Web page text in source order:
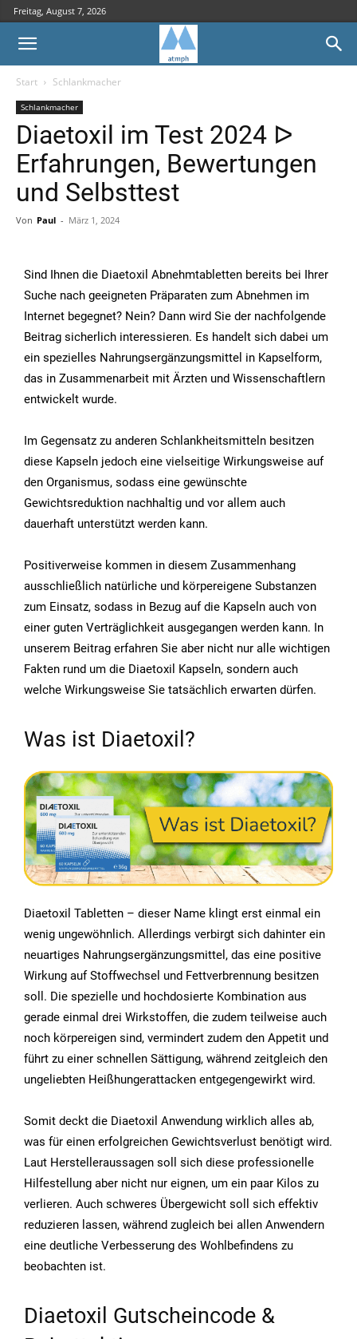
Freitag, August 7, 2026
Start Schlankmacher
Schlankmacher
Diaetoxil im Test 2024 ᐅ
Erfahrungen, Bewertungen
und Selbsttest
Von Paul - März 1, 2024
Sind Ihnen die Diaetoxil Abnehmtabletten bereits bei Ihrer
Suche nach geeigneten Präparaten zum Abnehmen im
Internet begegnet? Nein? Dann wird Sie der nachfolgende
Beitrag sicherlich interessieren. Es handelt sich dabei um
ein spezielles Nahrungsergänzungsmittel in Kapselform,
das in Zusammenarbeit mit Ärzten und Wissenschaftlern
entwickelt wurde.
Im Gegensatz zu anderen Schlankheitsmitteln besitzen
diese Kapseln jedoch eine vielseitige Wirkungsweise auf
den Organismus, sodass eine gewünschte
Gewichtsreduktion nachhaltig und vor allem auch
dauerhaft unterstützt werden kann.
Positiverweise kommen in diesem Zusammenhang
ausschließlich natürliche und körpereigene Substanzen
zum Einsatz, sodass in Bezug auf die Kapseln auch von
einer guten Verträglichkeit ausgegangen werden kann. In
unserem Beitrag erfahren Sie aber nicht nur alle wichtigen
Fakten rund um die Diaetoxil Kapseln, sondern auch
welche Wirkungsweise Sie tatsächlich erwarten dürfen.
Was ist Diaetoxil?
Diaetoxil Tabletten – dieser Name klingt erst einmal ein
wenig ungewöhnlich. Allerdings verbirgt sich dahinter ein
neuartiges Nahrungsergänzungsmittel, das eine positive
Wirkung auf Stoffwechsel und Fettverbrennung besitzen
soll. Die spezielle und hochdosierte Kombination aus
gerade einmal drei Wirkstoffen, die zudem teilweise auch
noch körpereigen sind, vermindert zudem den Appetit und
führt zu einer schnellen Sättigung, während zeitgleich den
ungeliebten Heißhungerattacken entgegengewirkt wird.
Somit deckt die Diaetoxil Anwendung wirklich alles ab,
was für einen erfolgreichen Gewichtsverlust benötigt wird.
Laut Herstelleraussagen soll sich diese professionelle
Hilfestellung aber nicht nur eignen, um ein paar Kilos zu
verlieren. Auch schweres Übergewicht soll sich effektiv
reduzieren lassen, während zugleich bei allen Anwendern
eine deutliche Verbesserung des Wohlbefindens zu
beobachten ist.
Diaetoxil Gutscheincode &